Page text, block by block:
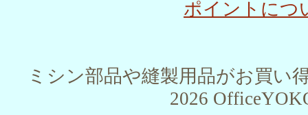
ポイントにつ
ミシン部品や縫製用品がお買
2026